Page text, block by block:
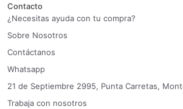
Contacto
¿Necesitas ayuda con tu compra?
Sobre Nosotros
Contáctanos
Whatsapp
21 de Septiembre 2995, Punta Carretas,
Trabaja con nosotros